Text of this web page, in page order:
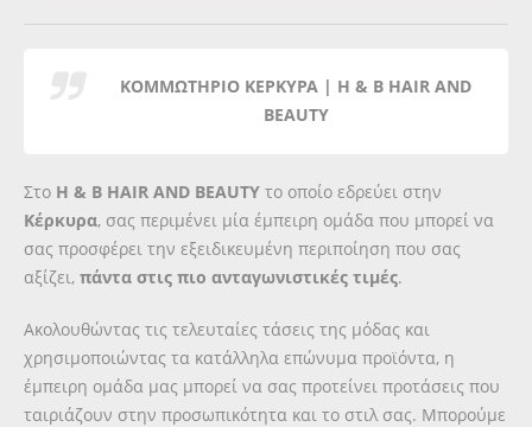
ΚΟΜΜΩΤΗΡΙΟ ΚΕΡΚΥΡΑ | H & B HAIR AND
BEAUTY
Στο H & B HAIR AND BEAUTY το οποίο εδρεύει στην
Κέρκυρα, σας περιμένει μία έμπειρη ομάδα που μπορεί να
σας προσφέρει την εξειδικευμένη περιποίηση που σας
αξίζει, πάντα στις πιο ανταγωνιστικές τιμές.
Ακολουθώντας τις τελευταίες τάσεις της μόδας και
χρησιμοποιώντας τα κατάλληλα επώνυμα προϊόντα, η
έμπειρη ομάδα μας μπορεί να σας προτείνει προτάσεις που
ταιριάζουν στην προσωπικότητα και το στιλ σας. Μπορούμε